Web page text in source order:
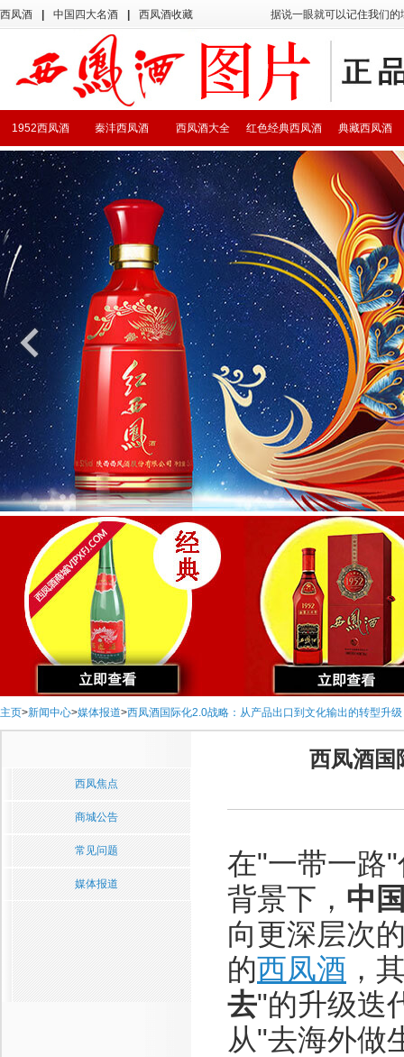
西凤酒 中国四大名酒 西凤酒收藏 据说一眼就可以记住我们
典藏西凤酒
红色经典西凤酒
西凤酒大全
秦沣西凤酒
1952西凤酒
主页>新闻中心>媒体报道>西凤酒国际化2.0战略：从产品出口到文化输出的转型升级
西凤焦点
商城公告
常见问题
媒体报道
西凤酒国
在"一带一路
背景下， 中
向更深层次
的西凤酒 ，
去"的升级迭
从"去海外做